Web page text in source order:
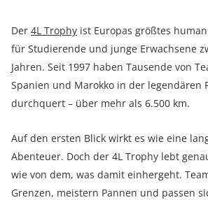
Der 4L Trophy ist Europas größtes
für Studierende und junge Erwachsene
Jahren. Seit 1997 haben Tausende von
Spanien und Marokko in der legendären
durchquert – über mehr als 6.500 km.
Auf den ersten Blick wirkt es wie eine
Abenteuer. Doch der 4L Trophy lebt
wie von dem, was damit einhergeht.
Grenzen, meistern Pannen und passen